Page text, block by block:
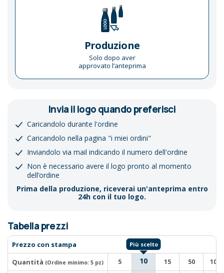
Produzione
Solo dopo aver
approvato l’anteprima
Invia il logo quando preferisci
Caricandolo durante l'ordine
Caricandolo nella pagina "i miei ordini"
Inviandolo via mail indicando il numero dell'ordine
Non è necessario avere il logo pronto al momento
dell’ordine
Prima della produzione, riceverai un'anteprima entro
24h con il tuo logo.
Tabella prezzi
Prezzo con stampa
Quantità (Ordine minimo: 5 pz) 5 10 15 50 100